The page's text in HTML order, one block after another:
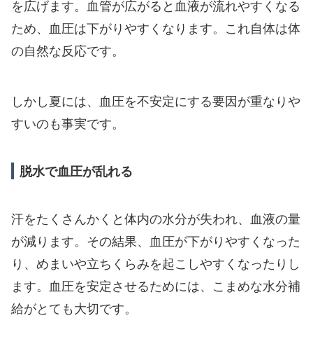
を広げます。血管が広がると血液が流れやすくなる
ため、血圧は下がりやすくなります。これ自体は体
の自然な反応です。
しかし夏には、血圧を不安定にする要因が重なりや
すいのも事実です。
脱水で血圧が乱れる
汗をたくさんかくと体内の水分が失われ、血液の量
が減ります。その結果、血圧が下がりやすくなった
り、めまいや立ちくらみを起こしやすくなったりし
ます。血圧を安定させるためには、こまめな水分補
給がとても大切です。